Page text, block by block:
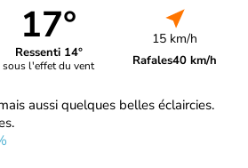
17°
Ressenti 14°
sous l'effet du vent
15 km/h
Rafales40 km/h
aussi quelques belles éclaircies.